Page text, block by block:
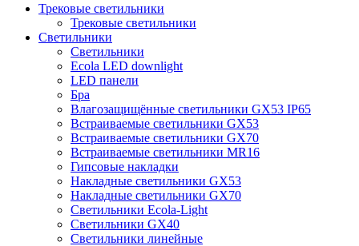
Трековые светильники
Трековые светильники
Светильники
Светильники
Ecola LED downlight
LED панели
Бра
Влагозащищённые светильники GX53 IP65
Встраиваемые светильники GX53
Встраиваемые светильники GX70
Встраиваемые светильники MR16
Гипсовые накладки
Накладные светильники GX53
Накладные светильники GX70
Светильники Ecola-Light
Светильники GX40
Светильники линейные